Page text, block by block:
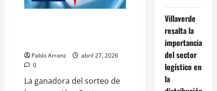
celeste
Profand.
Pablo Arranz
abril 27, 2026
0
La ganadora del sorteo de
Villaverde
resalta la
importancia
del sector
logístico en
la